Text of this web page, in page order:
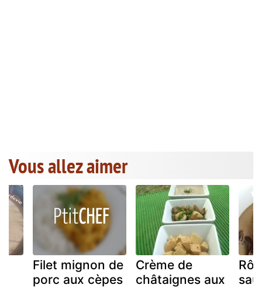
Vous allez aimer
Filet mignon de
porc aux cèpes
Crème de
châtaignes aux